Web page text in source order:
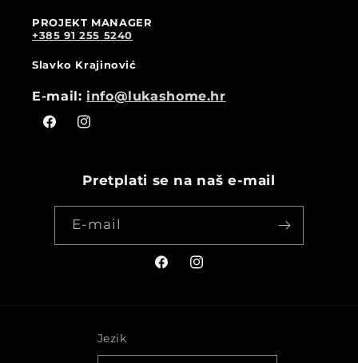
PROJEKT MANAGER
+385 91 255 5240
Slavko Krajinović
E-mail: info@lukashome.hr
FacebookInstagram
Pretplati se na naš e-mail
E-mail
FacebookInstagram
Jezik